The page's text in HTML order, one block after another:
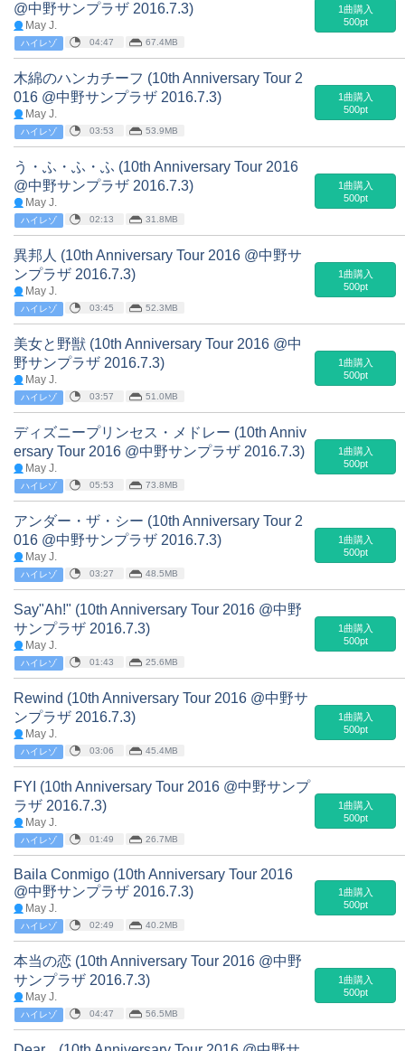
@中野サンプラザ 2016.7.3)
May J.
ハイレゾ 04:47 67.4MB
1曲購入
500pt
木綿のハンカチーフ (10th Anniversary Tour 2
016 @中野サンプラザ 2016.7.3)
May J.
ハイレゾ 03:53 53.9MB
1曲購入
500pt
う・ふ・ふ・ふ (10th Anniversary Tour 2016
@中野サンプラザ 2016.7.3)
May J.
ハイレゾ 02:13 31.8MB
1曲購入
500pt
異邦人 (10th Anniversary Tour 2016 @中野サ
ンプラザ 2016.7.3)
May J.
ハイレゾ 03:45 52.3MB
1曲購入
500pt
美女と野獣 (10th Anniversary Tour 2016 @中
野サンプラザ 2016.7.3)
May J.
ハイレゾ 03:57 51.0MB
1曲購入
500pt
ディズニープリンセス・メドレー (10th Anniv
ersary Tour 2016 @中野サンプラザ 2016.7.3)
May J.
ハイレゾ 05:53 73.8MB
1曲購入
500pt
アンダー・ザ・シー (10th Anniversary Tour 2
016 @中野サンプラザ 2016.7.3)
May J.
ハイレゾ 03:27 48.5MB
1曲購入
500pt
Say"Ah!" (10th Anniversary Tour 2016 @中野
サンプラザ 2016.7.3)
May J.
ハイレゾ 01:43 25.6MB
1曲購入
500pt
Rewind (10th Anniversary Tour 2016 @中野サ
ンプラザ 2016.7.3)
May J.
ハイレゾ 03:06 45.4MB
1曲購入
500pt
FYI (10th Anniversary Tour 2016 @中野サンプ
ラザ 2016.7.3)
May J.
ハイレゾ 01:49 26.7MB
1曲購入
500pt
Baila Conmigo (10th Anniversary Tour 2016
@中野サンプラザ 2016.7.3)
May J.
ハイレゾ 02:49 40.2MB
1曲購入
500pt
本当の恋 (10th Anniversary Tour 2016 @中野
サンプラザ 2016.7.3)
May J.
ハイレゾ 04:47 56.5MB
1曲購入
500pt